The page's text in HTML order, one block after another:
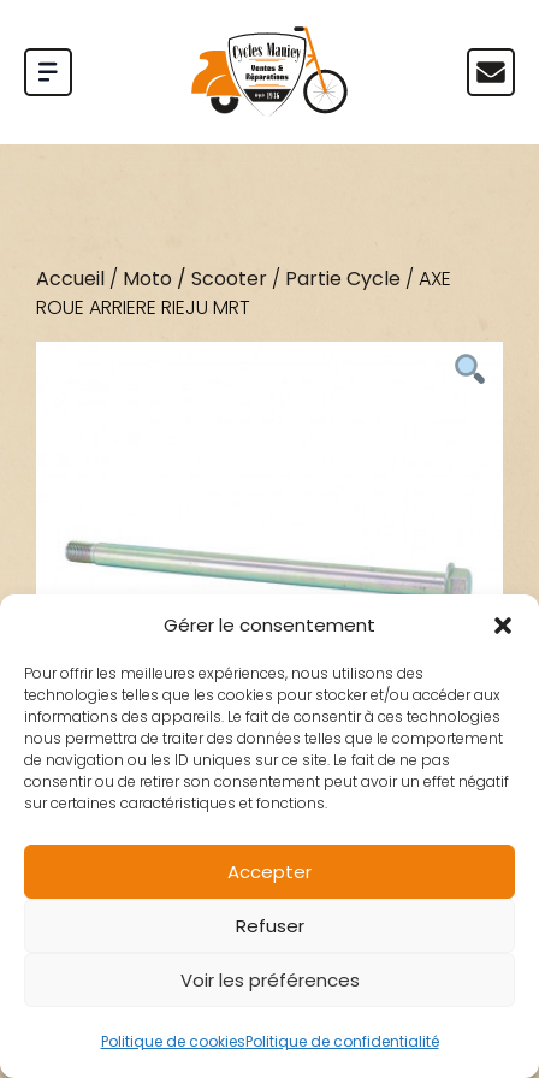
Gérer le consentement
Pour offrir les meilleures expériences, nous utilisons des
technologies telles que les cookies pour stocker et/ou accéder aux
informations des appareils. Le fait de consentir à ces technologies
nous permettra de traiter des données telles que le comportement
de navigation ou les ID uniques sur ce site. Le fait de ne pas
consentir ou de retirer son consentement peut avoir un effet négatif
sur certaines caractéristiques et fonctions.
Accepter
Refuser
Voir les préférences
Politique de cookiesPolitique de confidentialité
Accueil / Moto / Scooter / Partie Cycle / AXE
ROUE ARRIERE RIEJU MRT
AXE ROUE ARRIERE
RIEJU MRT